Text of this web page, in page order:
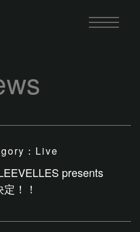
： Live
presents
！！